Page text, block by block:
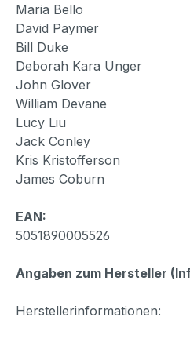
Maria Bello
David Paymer
Bill Duke
Deborah Kara Unger
John Glover
William Devane
Lucy Liu
Jack Conley
Kris Kristofferson
James Coburn
EAN:
5051890005526
Angaben zum Hersteller
Herstellerinformationen: